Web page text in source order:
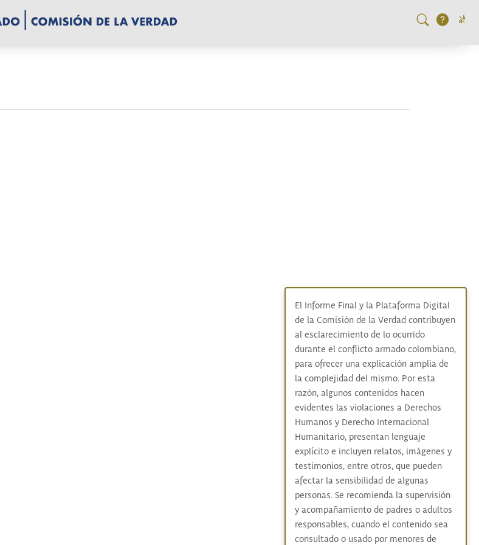
El Informe Final y la Plataforma Digital
de la Comisión de la Verdad contribuyen
al esclarecimiento de lo ocurrido
durante el conflicto armado colombiano,
para ofrecer una explicación amplia de
la complejidad del mismo. Por esta
razón, algunos contenidos hacen
evidentes las violaciones a Derechos
Humanos y Derecho Internacional
Humanitario, presentan lenguaje
explícito e incluyen relatos, imágenes y
testimonios, entre otros, que pueden
afectar la sensibilidad de algunas
personas. Se recomienda la supervisión
y acompañamiento de padres o adultos
responsables, cuando el contenido sea
consultado o usado por menores de